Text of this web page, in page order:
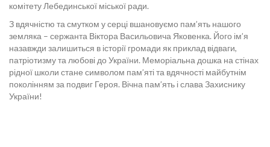
комітету Лебединської міської ради.
З вдячністю та смутком у серці вшановуємо пам’ять нашого
земляка – сержанта Віктора Васильовича Яковенка. Його ім’я
назавжди залишиться в історії громади як приклад відваги,
патріотизму та любові до України. Меморіальна дошка на стінах
рідної школи стане символом пам’яті та вдячності майбутнім
поколінням за подвиг Героя. Вічна пам’ять і слава Захиснику
України!